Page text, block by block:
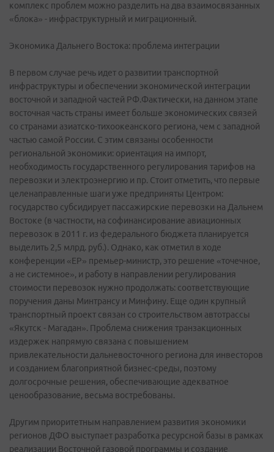
комплекс проблем можно разделить на два взаимосвязанных
«блока» - инфраструктурный и миграционный.
Экономика Дальнего Востока: проблема интеграции
В первом случае речь идет о развитии транспортной
инфраструктуры и обеспечении экономической интеграции
восточной и западной частей РФ.Фактически, на данном этапе
восточная часть страны имеет больше экономических связей
со странами азиатско-тихоокеанского региона, чем с западной
частью самой России. С этим связаны особенности
региональной экономики: ориентация на импорт,
необходимость государственного регулирования тарифов на
перевозки и электроэнергию и пр. Стоит отметить, что первые
целенаправленные шаги уже предприняты Центром:
государство субсидирует пассажирские перевозки на Дальнем
Востоке (в частности, на софинансирование авиационных
перевозок в 2011 г. из федерального бюджета планируется
выделить 2,5 млрд. руб.). Однако, как отметил в ходе
конференции «ЕР» премьер-министр, это решение «точечное,
а не системное», и работу в направлении регулирования
стоимости перевозок нужно продолжать: соответствующие
поручения даны Минтрансу и Минфину. Еще один крупный
транспортный проект связан со строительством автотрассы
«Якутск - Магадан». Проблема снижения транзакционных
издержек напрямую связана с повышением
привлекательности дальневосточного региона для инвесторов
и созданием благоприятной бизнес-среды, поэтому
долгосрочные решения, обеспечивающие адекватное
ценообразование, весьма востребованы.
Другим приоритетным направлением развития экономики
регионов ДФО выступает разработка ресурсной базы в рамках
реализации Восточной газовой программы и создание